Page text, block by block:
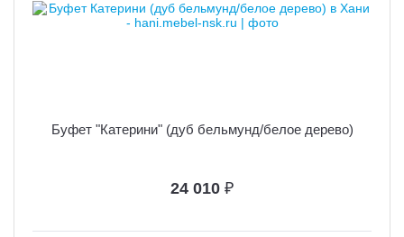
Буфет "Катерини" (дуб бельмунд/белое дерево)
24 010 ₽